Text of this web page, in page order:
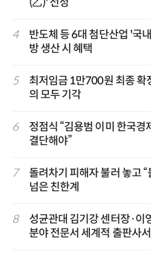
(乙)' 선정
4
반도체 등 6대 첨단산업 '국
방 생산 시 혜택
5
최저임금 1만700원 최종
의 모두 기각
6
정점식 “김용범 이미 한국
결단해야”
7
돌려차기 피해자 불러 놓고
넘은 친한계
8
성균관대 김기강 센터장·이
분야 전문서 세계적 출판사